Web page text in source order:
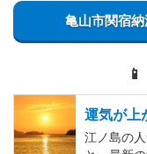
亀山市関宿
運気が上
江ノ島の